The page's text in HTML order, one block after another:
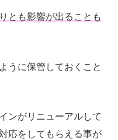
とも影響が出ることも
うに保管しておくこと
ンがリニューアルして
応をしてもらえる事が